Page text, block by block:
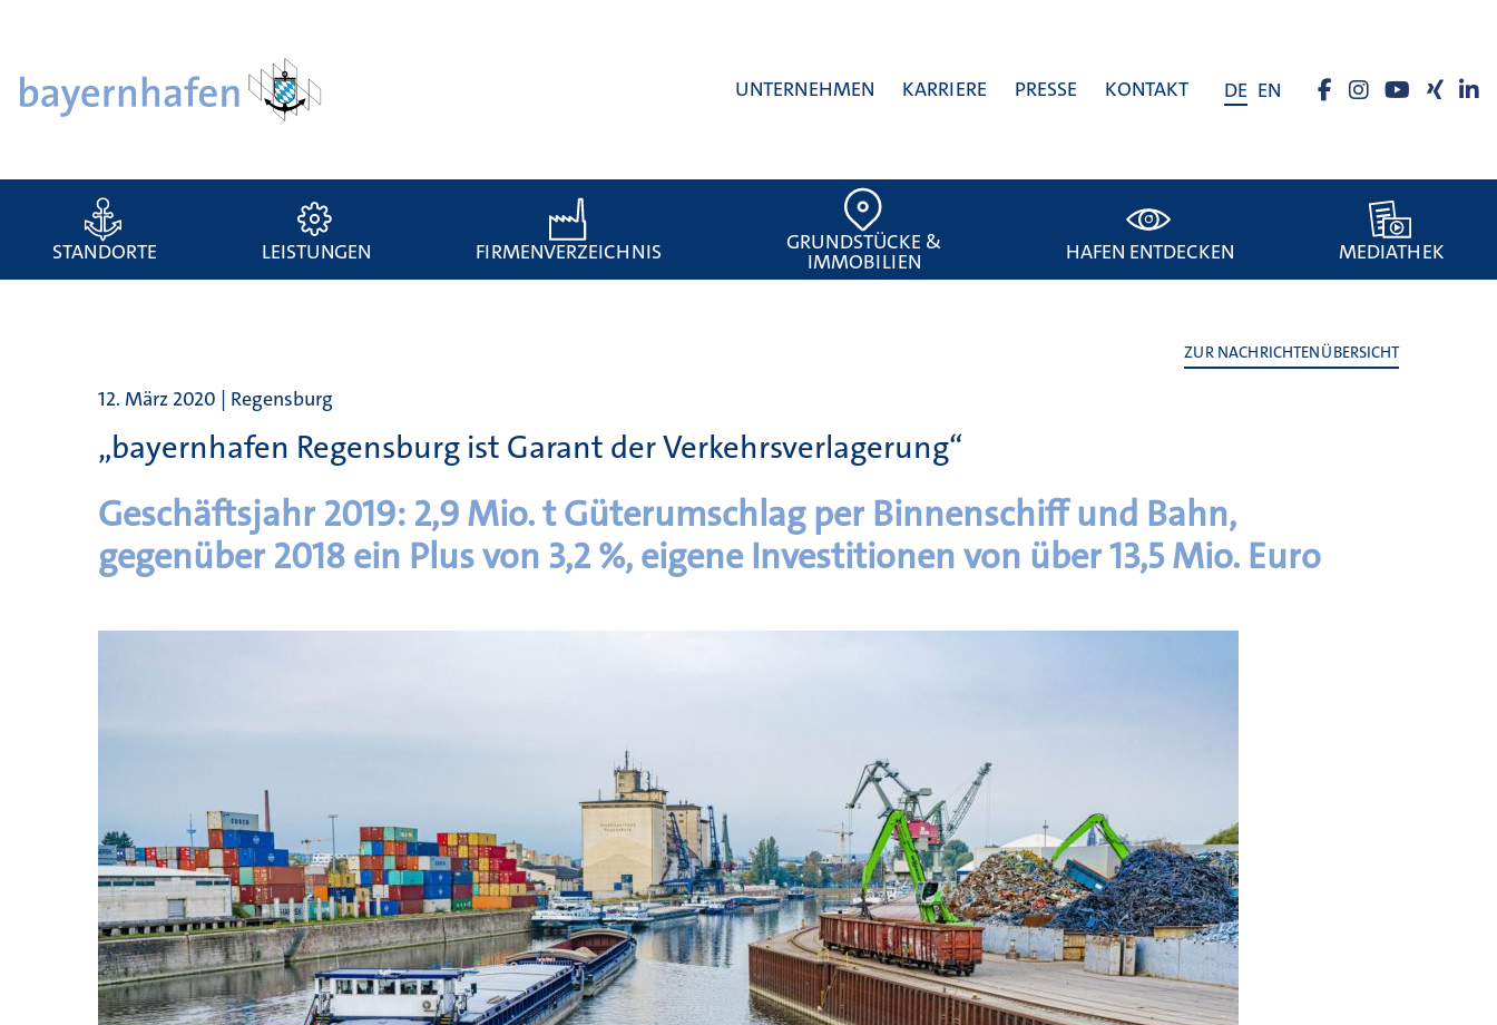
UNTERNEHMEN KARRIERE PRESSE KONTAKT DE EN
STANDORTE LEISTUNGEN FIRMENVERZEICHNIS GRUNDSTÜCKE &
IMMOBILIEN HAFEN ENTDECKEN MEDIATHEK
ZUR NACHRICHTENÜBERSICHT
12. März 2020 | Regensburg
„bayernhafen Regensburg ist Garant der Verkehrsverlagerung“
Geschäftsjahr 2019: 2,9 Mio. t Güterumschlag per Binnenschiff und Bahn,
gegenüber 2018 ein Plus von 3,2 %, eigene Investitionen von über 13,5 Mio. Euro